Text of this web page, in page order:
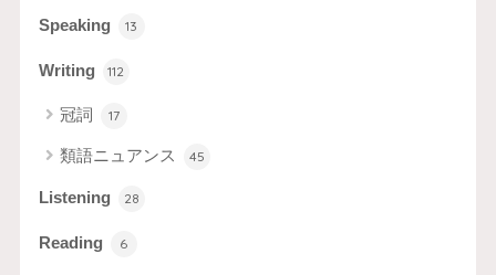
Speaking 13
Writing 112
冠詞 17
類語ニュアンス 45
Listening 28
Reading 6